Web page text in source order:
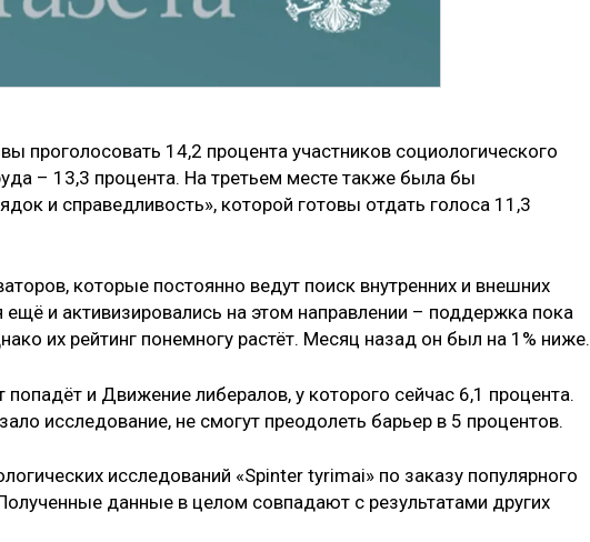
проголосовать 14,2 процента участников социологического
– 13,3 процента. На третьем месте также была бы
и справедливость», которой готовы отдать голоса 11,3
которые постоянно ведут поиск внутренних и внешних
ещё и активизировались на этом направлении – поддержка пока
их рейтинг понемногу растёт. Месяц назад он был на 1% ниже.
попадёт и Движение либералов, у которого сейчас 6,1 процента.
исследование, не смогут преодолеть барьер в 5 процентов.
исследований «Spinter tyrimai» по заказу популярного
данные в целом совпадают с результатами других